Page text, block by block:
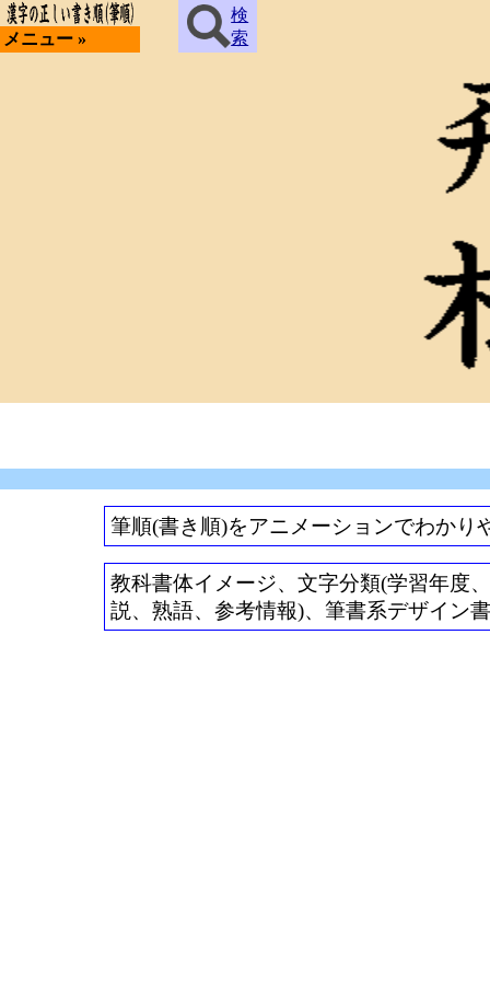
メニュー »
検
索
筆順(書き順)をアニメーションでわかり
教科書体イメージ、文字分類(学習年度
説、熟語、参考情報)、筆書系デザイン